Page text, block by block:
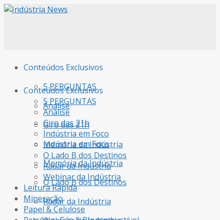
Conteúdos Exclusivos
5 PERGUNTAS
Análise
Giro das 21h
Indústria em Foco
Memória da Indústria
O Lado B dos Destinos
Radar da Indústria
Conteúdos Exclusivos
5 PERGUNTAS
Análise
Giro das 21h
Indústria em Foco
Memória da Indústria
O Lado B dos Destinos
Radar da Indústria
Webinar da Indústria
Leitura Rápida
Mineração
Papel & Celulose